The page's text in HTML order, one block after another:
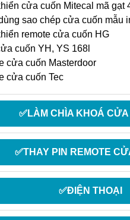
cửa cuốn Mitecal mã gạt
sao chép cửa cuốn mẫu
remote cửa cuốn HG
cuốn YH, YS 168l
cửa cuốn Masterdoor
cửa cuốn Tec
✅LÀM CHÌA KHOÁ CỬA
✅THAY PIN REMOTE
✅ĐIỆN THOẠI